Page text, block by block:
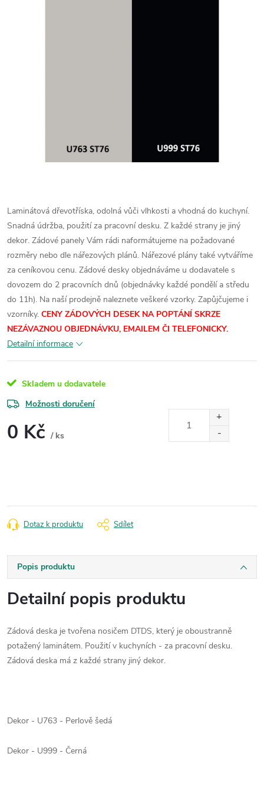
Laminátová dřevotříska, odolná vůči vlhkosti a vhodná do kuchyní.
Snadná údržba, použití za pracovní desku. Z každé strany je jiný
dekor. Zádové panely Vám rádi naformátujeme na požadované
rozměry nebo dle nářezových plánů. Nářezové plány také vytváříme
za ceníkovou cenu. Zádové desky objednáváme u dodavatele s
dovozem do 2 pracovních dnů (objednávky každé pondělí a středu
do 11h). Na naší prodejně naleznete veškeré vzorky. Zapůjčujeme i
vzorníky. CENY ZÁDOVÝCH DESEK NA POPTÁNÍ SKRZE
NEZÁVAZNOU OBJEDNÁVKU, EMAILEM ČI TELEFONICKY.
Detailní informace
Skladem u dodavatele
Možnosti doručení
0 Kč / ks
Dotaz k produktu Sdílet
Popis produktu
Detailní popis produktu
Zádová deska je tvořena nosičem DTDS, který je oboustranně
potažený laminátem. Použití v kuchyních - za pracovní desku.
Zádová deska má z každé strany jiný dekor.
Dekor - U763 - Perlově šedá
Dekor - U999 - Černá